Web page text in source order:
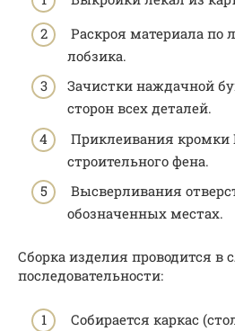
Раскроя материала
лобзика.
Зачистки наждачной
сторон всех деталей.
Приклеивания
строительного фена.
Высверливания
обозначенных местах.
Сборка изделия проводится в
последовательности:
Собирается каркас